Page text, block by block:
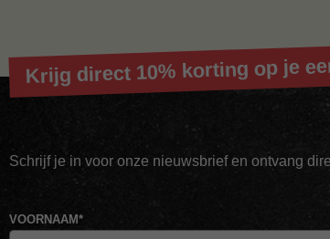
Krijg direct 10% korting op je
Schrijf je in voor onze nieuwsbrief en ontvang
VOORNAAM*